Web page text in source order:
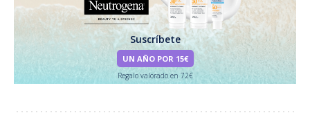
Suscríbete
UN AÑO POR 15€
Regalo valorado en 72€